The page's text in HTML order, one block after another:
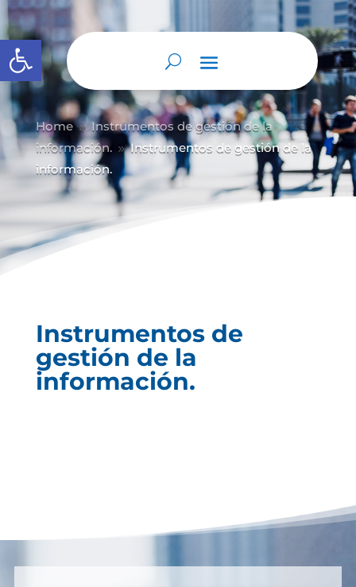
Abrir barra de herramientas
Home 9 Instrumentos de gestión de la
información. 9 Instrumentos de gestión de la
información.
Instrumentos de
gestión de la
información.